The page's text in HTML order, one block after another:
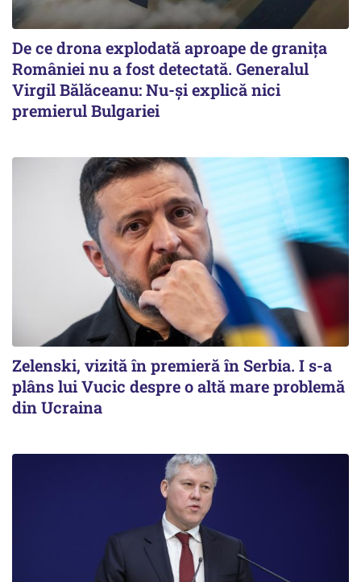
De ce drona explodată aproape de granița
României nu a fost detectată. Generalul
Virgil Bălăceanu: Nu-și explică nici
premierul Bulgariei
Zelenski, vizită în premieră în Serbia. I s-a
plâns lui Vucic despre o altă mare problemă
din Ucraina